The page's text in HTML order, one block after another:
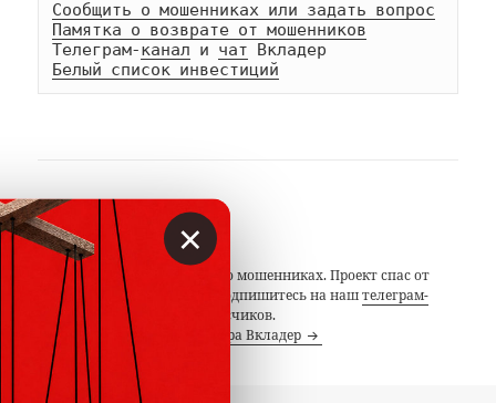
Сообщить о мошенниках или задать вопрос
Памятка о возврате от мошенников
Телеграм-канал и чат
Белый список инвестиций
АВТОР
Вкладер
С 2014 года предупреждаем о мошенниках. Проект спас от
потерь миллионы людей. Подпишитесь на наштелеграм-
канал с 19 тысячами подписчиков.
Посмотреть все записи автора Вкладер
×